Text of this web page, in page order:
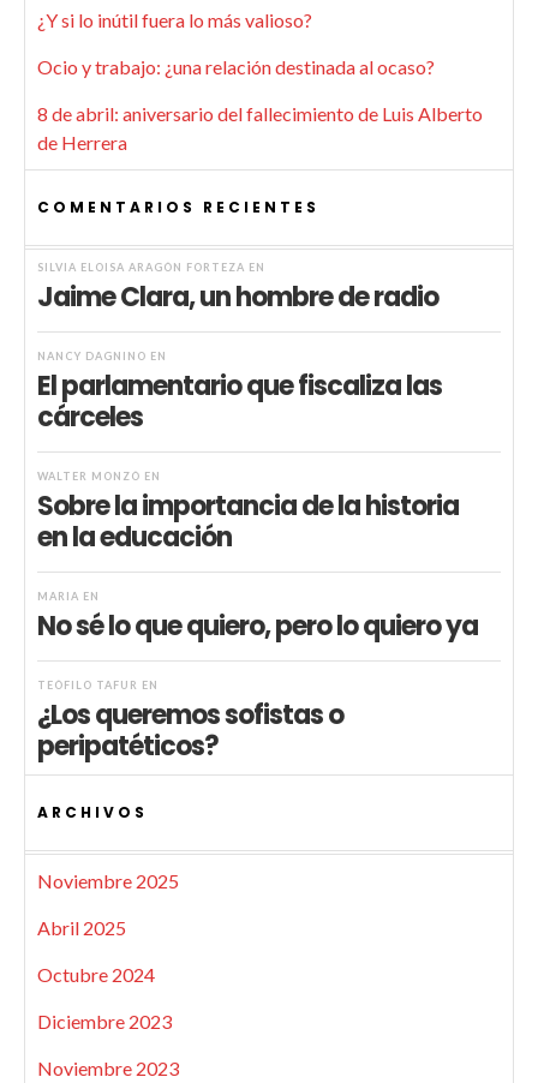
¿Y si lo inútil fuera lo más valioso?
Ocio y trabajo: ¿una relación destinada al ocaso?
8 de abril: aniversario del fallecimiento de Luis Alberto
de Herrera
COMENTARIOS RECIENTES
SILVIA ELOISA ARAGÓN FORTEZA EN
Jaime Clara, un hombre de radio
NANCY DAGNINO EN
El parlamentario que fiscaliza las
cárceles
WALTER MONZÓ EN
Sobre la importancia de la historia
en la educación
MARIA EN
No sé lo que quiero, pero lo quiero ya
TEÓFILO TAFUR EN
¿Los queremos sofistas o
peripatéticos?
ARCHIVOS
Noviembre 2025
Abril 2025
Octubre 2024
Diciembre 2023
Noviembre 2023